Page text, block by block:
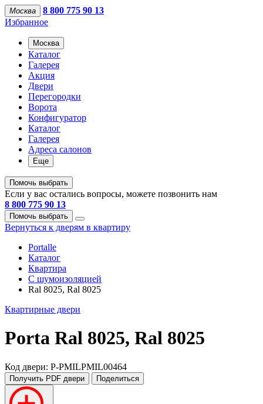
Москва
8 800 775 90 13
Избранное
Москва
Каталог
Галерея
Акция
Двери
Перегородки
Ворота
Конфигуратор
Каталог
Галерея
Адреса салонов
Еще
Помочь выбрать
Если у вас остались вопросы, можете позвонить нам
8 800 775 90 13
Помочь выбрать
Вернуться к дверям в квартиру
Portalle
Каталог
Квартира
С шумоизоляцией
Ral 8025, Ral 8025
Квартирные двери
Porta Ral 8025, Ral 8025
Код двери: P-PMILPMIL00464
Получить PDF двери Поделиться